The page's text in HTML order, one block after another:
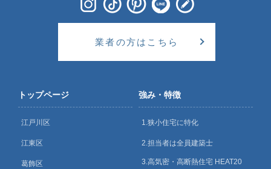
業者の方はこちら
トップページ
江戸川区
江東区
葛飾区
強み・特徴
1.狭小住宅に特化
2.担当者は全員建築士
3.高気密・高断熱住宅 HEAT20